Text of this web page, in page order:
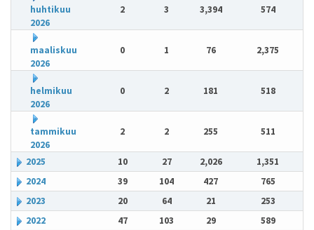
huhtikuu
2026
2 3 3,394 574
maaliskuu
2026
0 1 76 2,375
helmikuu
2026
0 2 181 518
tammikuu
2026
2 2 255 511
2025 10 27 2,026
1,351
2024
39 104 427
765
2023
20 64 21
253
2022
47 103 29
589